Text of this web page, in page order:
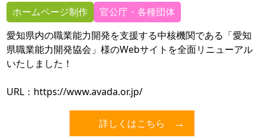
ホームページ制作
官公庁・各種団体
愛知県内の職業能力開発を支援する中核機関である「愛知
県職業能力開発協会」様のWebサイトを全面リニューアル
いたしました！
URL： https://www.avada.or.jp/
詳しくはこちら